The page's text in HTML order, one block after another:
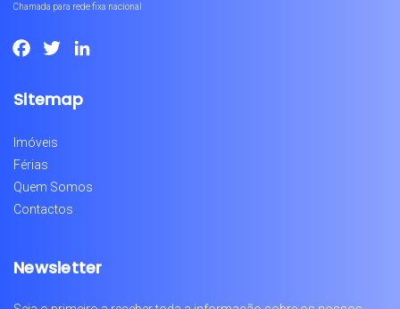
Chamada para rede fixa nacional
Facebook
Twitter
Sitemap
Imóveis
Férias
Quem Somos
Contactos
Newsletter